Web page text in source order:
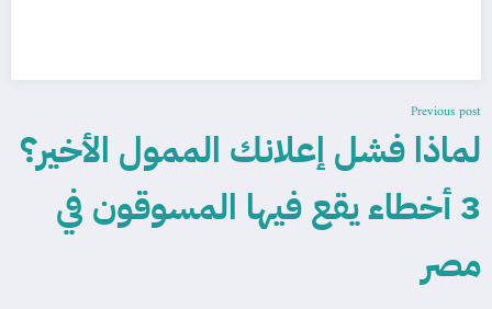
Previous post
لماذا فشل إعلانك الممول الأخير؟
3 أخطاء يقع فيها المسوقون في
مصر